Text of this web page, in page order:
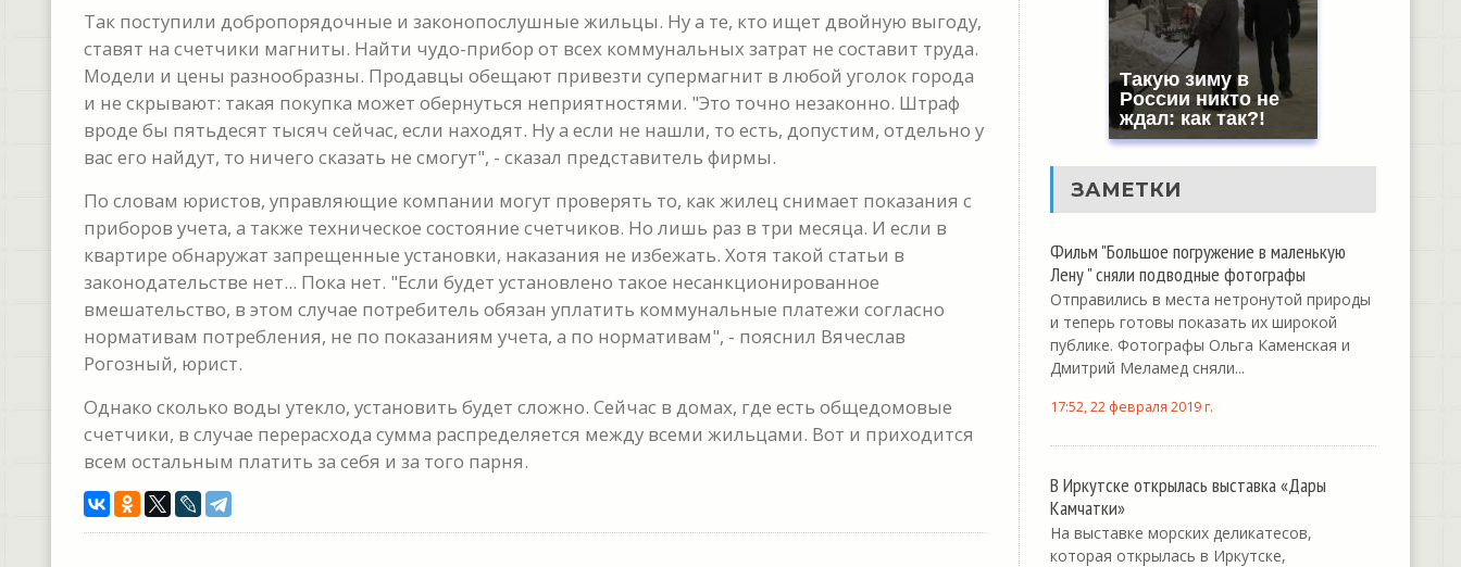
Так поступили добропорядочные и законопослушные жильцы. Ну а те, кто ищет двойную выгоду,
ставят на счетчики магниты. Найти чудо-прибор от всех коммунальных затрат не составит труда.
Модели и цены разнообразны. Продавцы обещают привезти супермагнит в любой уголок города
и не скрывают: такая покупка может обернуться неприятностями. "Это точно незаконно. Штраф
вроде бы пятьдесят тысяч сейчас, если находят. Ну а если не нашли, то есть, допустим, отдельно у
вас его найдут, то ничего сказать не смогут", - сказал представитель фирмы.
По словам юристов, управляющие компании могут проверять то, как жилец снимает показания с
приборов учета, а также техническое состояние счетчиков. Но лишь раз в три месяца. И если в
квартире обнаружат запрещенные установки, наказания не избежать. Хотя такой статьи в
законодательстве нет... Пока нет. "Если будет установлено такое несанкционированное
вмешательство, в этом случае потребитель обязан уплатить коммунальные платежи согласно
нормативам потребления, не по показаниям учета, а по нормативам", - пояснил Вячеслав
Рогозный, юрист.
Однако сколько воды утекло, установить будет сложно. Сейчас в домах, где есть общедомовые
счетчики, в случае перерасхода сумма распределяется между всеми жильцами. Вот и приходится
всем остальным платить за себя и за того парня.
Такую зиму в
России никто не
ждал: как так?!
ЗАМЕТКИ
Фильм "Большое погружение в маленькую
Лену " сняли подводные фотографы
Отправились в места нетронутой природы
и теперь готовы показать их широкой
публике. Фотографы Ольга Каменская и
Дмитрий Меламед сняли...
17:52, 22 февраля 2019 г.
В Иркутске открылась выставка «Дары
Камчатки»
На выставке морских деликатесов,
которая открылась в Иркутске,